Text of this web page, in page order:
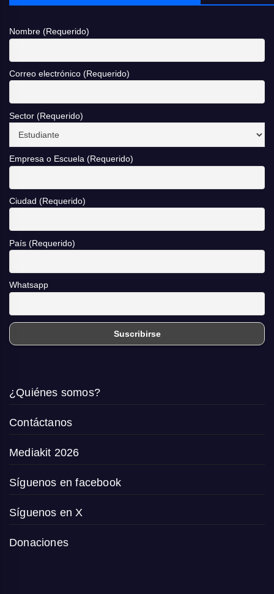
Nombre (Requerido)
Correo electrónico (Requerido)
Sector (Requerido)
Empresa o Escuela (Requerido)
Ciudad (Requerido)
País (Requerido)
Whatsapp
¿Quiénes somos?
Contáctanos
Mediakit 2026
Síguenos en facebook
Síguenos en X
Donaciones